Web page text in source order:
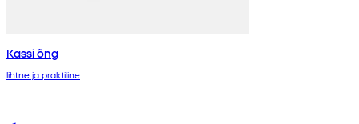
Kassi õng
lihtne ja praktiline